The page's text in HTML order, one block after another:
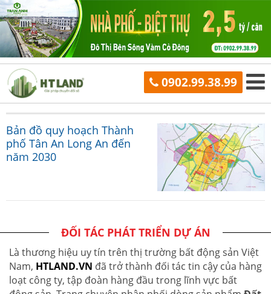
0902.99.38.99
Bản đồ quy hoạch Thành
phố Tân An Long An đến
năm 2030
ĐỐI TÁC PHÁT TRIỂN DỰ ÁN
Là thương hiệu uy tín trên thị trường bất động sản Việt
Nam, HTLAND.VN đã trở thành đối tác tin cậy của hàng
loạt công ty, tập đoàn hàng đầu trong lĩnh vực bất